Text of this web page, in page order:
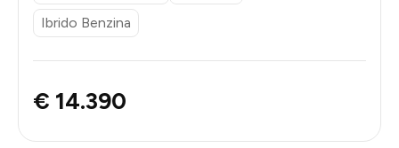
Ibrido Benzina
€ 14.390